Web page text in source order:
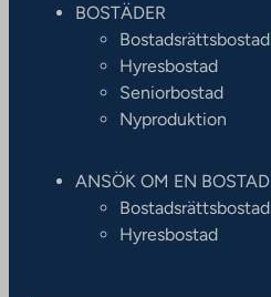
BOSTÄDER
Bostadsrättsbostad
Hyresbostad
Seniorbostad
Nyproduktion
ANSÖK OM EN BOSTAD
Bostadsrättsbostad
Hyresbostad